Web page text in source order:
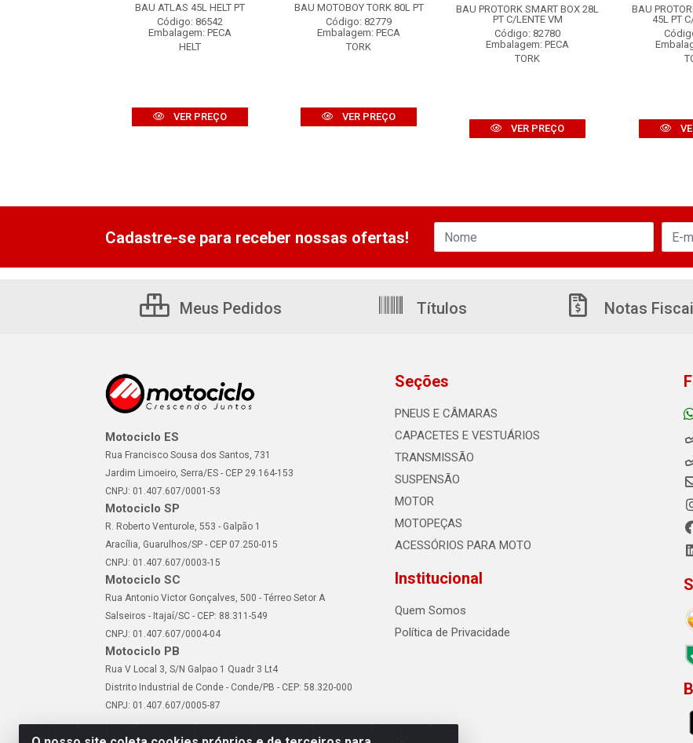
BAU ATLAS 45L HELT PT
Código: 86542
Embalagem: PECA
HELT
VER PREÇO
BAU MOTOBOY TORK 80L PT
Código: 82779
Embalagem: PECA
TORK
VER PREÇO
BAU PROTORK SMART BOX 28L
PT C/LENTE VM
Código: 82780
Embalagem: PECA
TORK
VER PREÇO
BAU
45L PT
Cadastre-se para receber nossas ofertas!
Meus Pedidos Títulos Notas
Motociclo ES
Rua Francisco Sousa dos Santos, 731
Jardim Limoeiro, Serra/ES - CEP 29.164-153
CNPJ: 01.407.607/0001-53
Motociclo SP
R. Roberto Venturole, 553 - Galpão 1
Aracília, Guarulhos/SP - CEP 07.250-015
CNPJ: 01.407.607/0003-15
Motociclo SC
Rua Antonio Victor Gonçalves, 500 - Térreo Setor A
Salseiros - Itajaí/SC - CEP: 88.311-549
CNPJ: 01.407.607/0004-04
Motociclo PB
Rua V Local 3, S/N Galpao 1 Quadr 3 Lt4
Distrito Industrial de Conde - Conde/PB - CEP: 58.320-000
CNPJ: 01.407.607/0005-87
Seções
PNEUS E CÂMARAS
CAPACETES E VESTUÁRIOS
TRANSMISSÃO
SUSPENSÃO
MOTOR
MOTOPEÇAS
ACESSÓRIOS PARA MOTO
Institucional
Quem Somos
Política de Privacidade